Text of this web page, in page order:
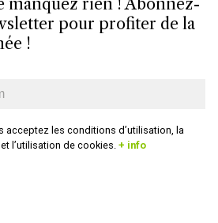
manquez rien ! Abonnez-
pour profiter de la
!
e-mail
acceptez les conditions d’utilisation, la
l’utilisation de cookies. + info